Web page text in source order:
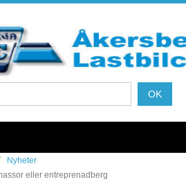
Nyheter
eller entreprenadberg